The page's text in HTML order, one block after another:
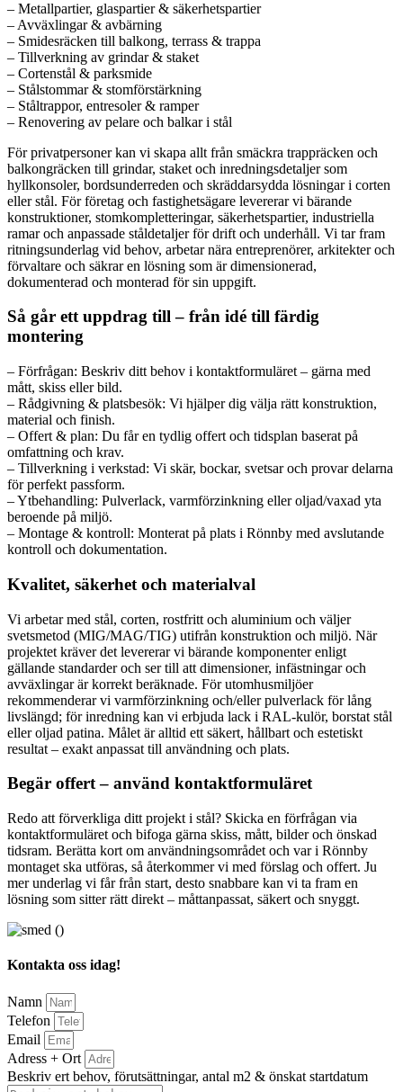
– Metallpartier, glaspartier & säkerhetspartier
– Avväxlingar & avbärning
– Smidesräcken till balkong, terrass & trappa
– Tillverkning av grindar & staket
– Cortenstål & parksmide
– Stålstommar & stomförstärkning
– Ståltrappor, entresoler & ramper
– Renovering av pelare och balkar i stål
För privatpersoner kan vi skapa allt från smäckra trappräcken och
balkongräcken till grindar, staket och inredningsdetaljer som
hyllkonsoler, bordsunderreden och skräddarsydda lösningar i corten
eller stål. För företag och fastighetsägare levererar vi bärande
konstruktioner, stomkompletteringar, säkerhetspartier, industriella
ramar och anpassade ståldetaljer för drift och underhåll. Vi tar fram
ritningsunderlag vid behov, arbetar nära entreprenörer, arkitekter och
förvaltare och säkrar en lösning som är dimensionerad,
dokumenterad och monterad för sin uppgift.
Så går ett uppdrag till – från idé till färdig
montering
– Förfrågan: Beskriv ditt behov i kontaktformuläret – gärna med
mått, skiss eller bild.
– Rådgivning & platsbesök: Vi hjälper dig välja rätt konstruktion,
material och finish.
– Offert & plan: Du får en tydlig offert och tidsplan baserat på
omfattning och krav.
– Tillverkning i verkstad: Vi skär, bockar, svetsar och provar delarna
för perfekt passform.
– Ytbehandling: Pulverlack, varmförzinkning eller oljad/vaxad yta
beroende på miljö.
– Montage & kontroll: Monterat på plats i Rönnby med avslutande
kontroll och dokumentation.
Kvalitet, säkerhet och materialval
Vi arbetar med stål, corten, rostfritt och aluminium och väljer
svetsmetod (MIG/MAG/TIG) utifrån konstruktion och miljö. När
projektet kräver det levererar vi bärande komponenter enligt
gällande standarder och ser till att dimensioner, infästningar och
avväxlingar är korrekt beräknade. För utomhusmiljöer
rekommenderar vi varmförzinkning och/eller pulverlack för lång
livslängd; för inredning kan vi erbjuda lack i RAL-kulör, borstat stål
eller oljad patina. Målet är alltid ett säkert, hållbart och estetiskt
resultat – exakt anpassat till användning och plats.
Begär offert – använd kontaktformuläret
Redo att förverkliga ditt projekt i stål? Skicka en förfrågan via
kontaktformuläret och bifoga gärna skiss, mått, bilder och önskad
tidsram. Berätta kort om användningsområdet och var i Rönnby
montaget ska utföras, så återkommer vi med förslag och offert. Ju
mer underlag vi får från start, desto snabbare kan vi ta fram en
lösning som sitter rätt direkt – måttanpassat, säkert och snyggt.
Kontakta oss idag!
Namn
Telefon
Email
Adress + Ort
Beskriv ert behov, förutsättningar, antal m2 & önskat startdatum